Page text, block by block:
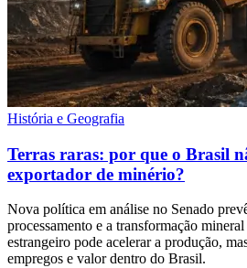
História e Geografia
Terras raras: por que o Brasil
exportador de minério?
Nova política em análise no Senado
processamento e a transformação
estrangeiro pode acelerar a produção,
empregos e valor dentro do Brasil.